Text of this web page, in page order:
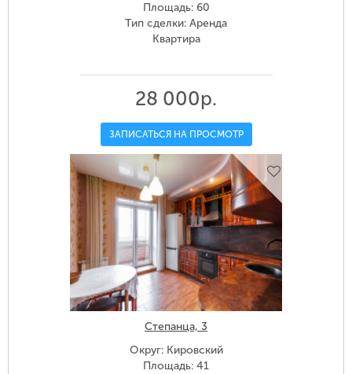
Площадь: 60
Тип сделки: Аренда
Квартира
28 000р.
ЗАПИСАТЬСЯ НА ПРОСМОТР
Степанца, 3
Округ: Кировский
Площадь: 41